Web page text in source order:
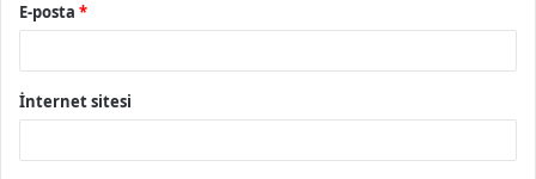
E-posta *
İnternet sitesi